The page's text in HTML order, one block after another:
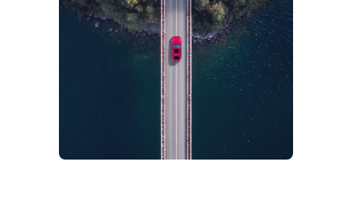
designprinciper och komponenter för
Vattenfalls företagsportaler, vilket
bidrog till en mer enhetlig digital
kundupplevelse.